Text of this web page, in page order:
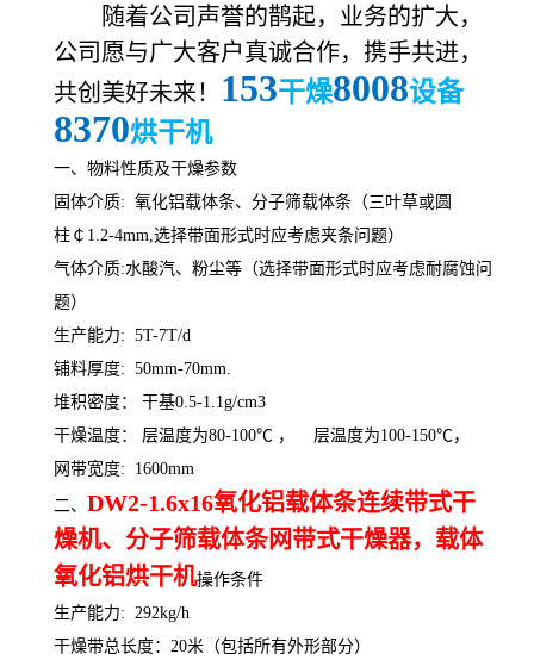
随着公司声誉的鹊起，业务的扩大，
公司愿与广大客户真诚合作，携手共进，
共创美好未来！ 153干燥8008设备
8370烘干机
一、物料性质及干燥参数
固体介质: 氧化铝载体条、分子筛载体条（三叶草或圆
柱￠1.2-4mm,选择带面形式时应考虑夹条问题）
气体介质:水酸汽、粉尘等（选择带面形式时应考虑耐腐蚀问
题）
生产能力: 5T-7T/d
铺料厚度: 50mm-70mm.
堆积密度： 干基0.5-1.1g/cm3
干燥温度： 层温度为80-100℃ ， 层温度为100-150℃，
网带宽度: 1600mm
二、 DW2-1.6x16氧化铝载体条连续带式干
燥机、分子筛载体条网带式干燥器， 载体
氧化铝烘干机操作条件
生产能力: 292kg/h
干燥带总长度：20米（包括所有外形部分）